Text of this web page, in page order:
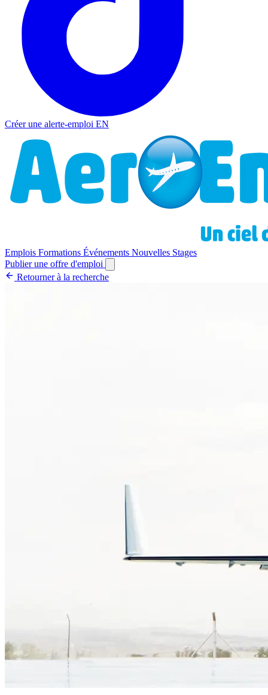
Créer une alerte-emploi EN
Emplois Formations Événements Nouvelles Stages
Publier une offre d'emploi
Retourner à la recherche